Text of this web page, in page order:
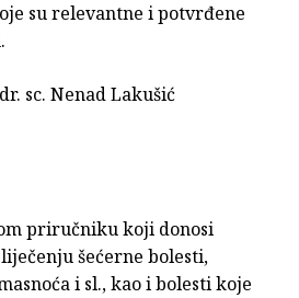
su relevantne i potvrđene
sc. Nenad Lakušić
priručniku koji donosi
šećerne bolesti,
i sl., kao i bolesti koje